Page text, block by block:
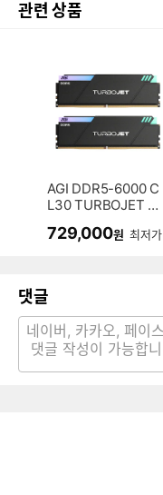
관련 상품
AGI DDR5-6000 C
L30 TURBOJET U
키지 서린 (32GB(1
729,000원 최저가
댓글